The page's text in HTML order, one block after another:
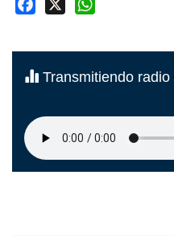
Facebook
Transmitiendo radio